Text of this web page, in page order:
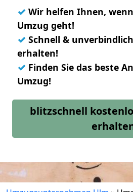
✓ Wir helfen Ihnen,
Umzug geht!
✓ Schnell &
erhalten!
✓ Finden Sie das beste
Umzug!
blitzschnell